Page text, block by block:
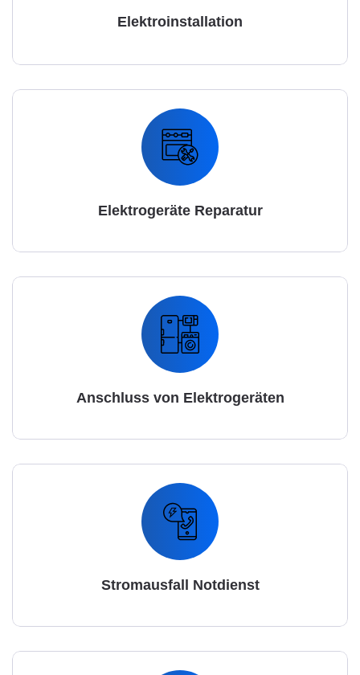
Elektroinstallation
Elektrogeräte Reparatur
Anschluss von Elektrogeräten
Stromausfall Notdienst